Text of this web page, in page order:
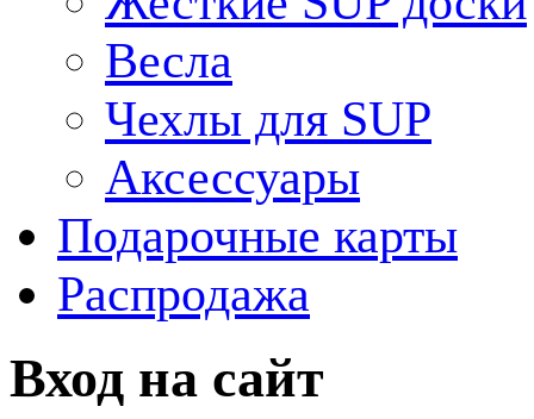
Весла
Чехлы для SUP
Аксессуары
Подарочные карты
Распродажа
Вход на сайт